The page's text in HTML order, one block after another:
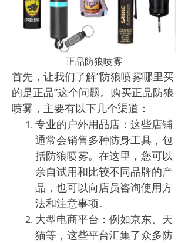
正品防狼喷雾
首先，让我们了解“防狼喷雾哪里买
的是正品”这个问题。购买正品防狼
喷雾，主要有以下几个渠道：
专业的户外用品店：这些店铺
通常会销售多种防身工具，包
括防狼喷雾。在这里，您可以
亲自试用和比较不同品牌的产
品，也可以向店员咨询使用方
法和注意事项。
大型电商平台：例如京东、天
猫等，这些平台汇集了众多防